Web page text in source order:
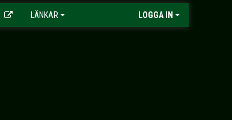
LÄNKAR LOGGA IN